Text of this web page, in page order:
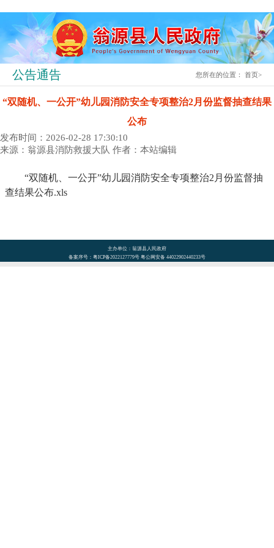
公告通告 您所在的位置：首页>
“双随机、一公开”幼儿园消防安全专项整治2月份监督抽查结果
公布
发布时间：2026-02-28 17:30:10
来源：翁源县消防救援大队 作者：本站编辑
“双随机、一公开”幼儿园消防安全专项整治2月份监督抽
查结果公布.xls
主办单位：翁源县人民政府
备案序号：粤ICP备2022127779号 粤公网安备 44022902440233号